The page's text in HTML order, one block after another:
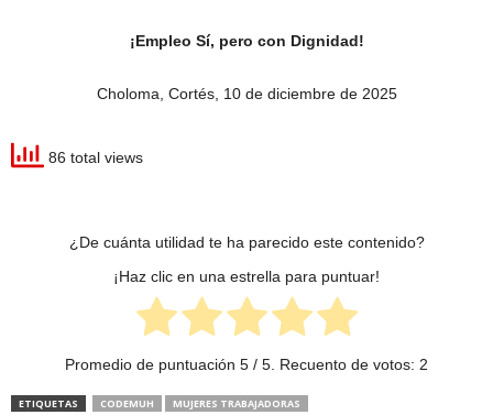
¡Empleo Sí, pero con Dignidad!
Choloma, Cortés, 10 de diciembre de 2025
86 total views
¿De cuánta utilidad te ha parecido este contenido?
¡Haz clic en una estrella para puntuar!
Promedio de puntuación 5 / 5. Recuento de votos: 2
ETIQUETAS CODEMUH
MUJERES TRABAJADORAS